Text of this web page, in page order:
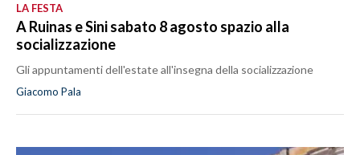
LA FESTA
A Ruinas e Sini sabato 8 agosto spazio alla
socializzazione
Gli appuntamenti dell'estate all'insegna della socializzazione
Giacomo Pala